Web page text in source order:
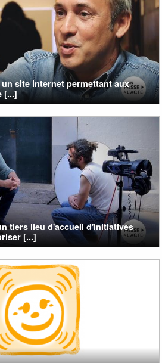
site internet permettant aux
[...]
tiers lieu d'accueil d'initiatives
[...]